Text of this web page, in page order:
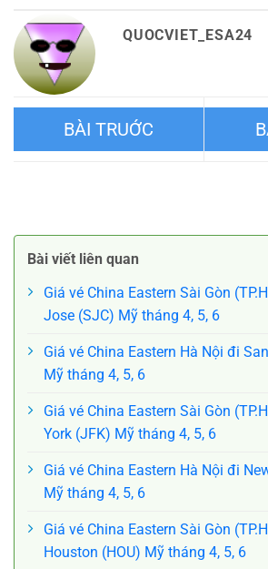
QUOCVIET_ESA24
Bài viết liên quan
Giá vé China Eastern Sài Gòn
Jose (SJC) Mỹ tháng 4, 5, 6
Giá vé China Eastern Hà Nội đi
Mỹ tháng 4, 5, 6
Giá vé China Eastern Sài Gòn
York (JFK) Mỹ tháng 4, 5, 6
Giá vé China Eastern Hà Nội đi
Mỹ tháng 4, 5, 6
Giá vé China Eastern Sài Gòn
Houston (HOU) Mỹ tháng 4, 5, 6